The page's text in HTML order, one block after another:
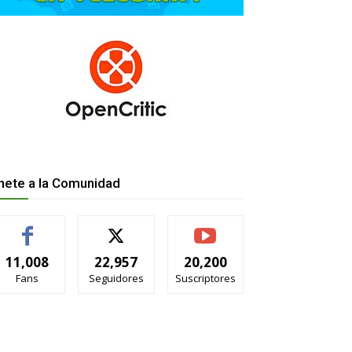
a la Comunidad
11,008
Fans
22,957
Seguidores
20,200
Suscriptores